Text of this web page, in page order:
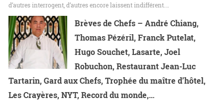
d’autres interrogent, d’autres encore laissent indifférent.…
Brèves de Chefs – André Chiang,
Thomas Pézéril, Franck Putelat,
Hugo Souchet, Lasarte, Joel
Robuchon, Restaurant Jean-Luc
Tartarin, Gard aux Chefs, Trophée du maître d’hôtel,
Les Crayères, NYT, Record du monde,…